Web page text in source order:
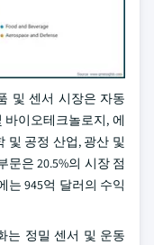
및 센서 시장은 자동
바이오테크놀로지, 에
및 공정 산업, 광산 및
문은 20.5%의 시장 점
는 945억 달러의 수익
는 정밀 센서 및 운동